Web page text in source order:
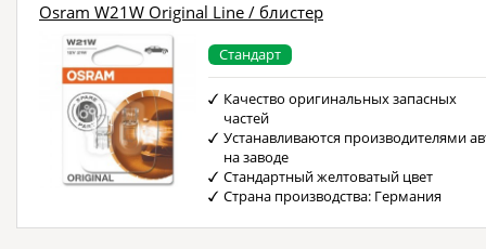
Osram W21W Original Line / блистер
Стандарт
Качество оригинальных запасных
частей
Устанавливаются производителями
на заводе
Стандартный желтоватый цвет
Страна производства: Германия